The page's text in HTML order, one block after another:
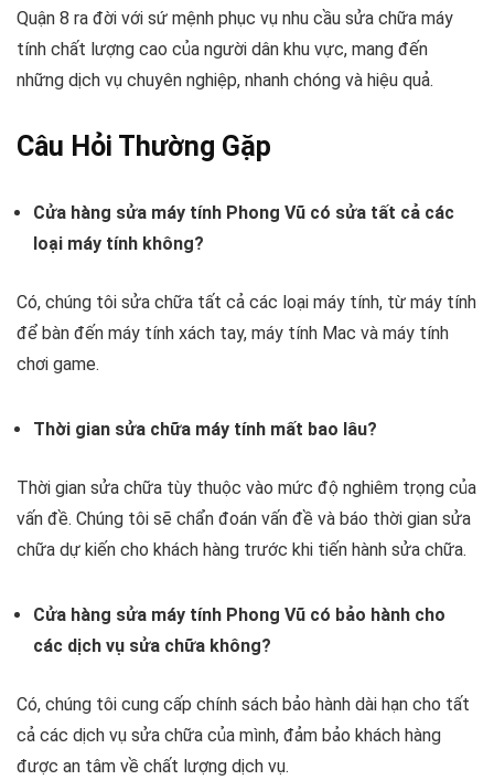
Quận 8 ra đời với sứ mệnh phục vụ nhu cầu sửa chữa máy
tính chất lượng cao của người dân khu vực, mang đến
những dịch vụ chuyên nghiệp, nhanh chóng và hiệu quả.
Câu Hỏi Thường Gặp
Cửa hàng sửa máy tính Phong Vũ có sửa tất cả các
loại máy tính không?
Có, chúng tôi sửa chữa tất cả các loại máy tính, từ máy tính
để bàn đến máy tính xách tay, máy tính Mac và máy tính
chơi game.
Thời gian sửa chữa máy tính mất bao lâu?
Thời gian sửa chữa tùy thuộc vào mức độ nghiêm trọng của
vấn đề. Chúng tôi sẽ chẩn đoán vấn đề và báo thời gian sửa
chữa dự kiến cho khách hàng trước khi tiến hành sửa chữa.
Cửa hàng sửa máy tính Phong Vũ có bảo hành cho
các dịch vụ sửa chữa không?
Có, chúng tôi cung cấp chính sách bảo hành dài hạn cho tất
cả các dịch vụ sửa chữa của mình, đảm bảo khách hàng
được an tâm về chất lượng dịch vụ.